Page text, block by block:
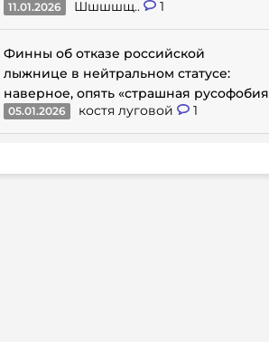
11.01.2026 Шшшшщ.. 1
Финны об отказе российской
лыжнице в нейтральном статусе:
наверное, опять «страшная русофобия
05.01.2026 костя луговой 1